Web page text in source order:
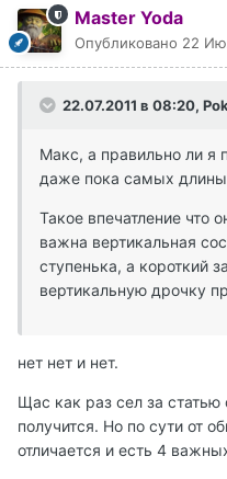
Master Yoda
Опубликовано 22
22.07.2011 в 08:20,
Макс, а правильно ли я
даже пока самых
Такое впечатление что
важна вертикальная
ступенька, а короткий
вертикальную дрочку
нет нет и нет.
Щас как раз сел за
получится. Но по сути от
отличается и есть 4